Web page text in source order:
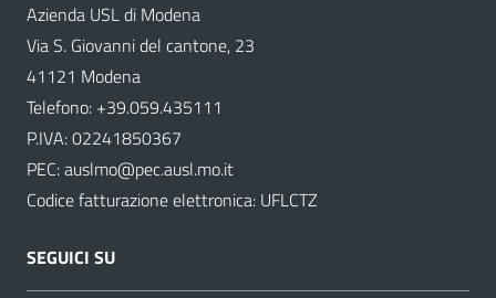
Azienda USL di Modena
Via S. Giovanni del cantone, 23
41121 Modena
Telefono: +39.059.435111
P.IVA: 02241850367
PEC:auslmo@pec.ausl.mo.it
Codice fatturazione elettronica: UFLCTZ
SEGUICI SU